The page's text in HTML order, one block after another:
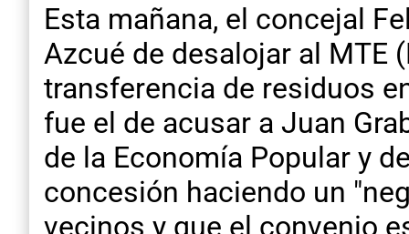
Esta mañana, el concejal
Azcué de desalojar al MTE
transferencia de residuos
fue el de acusar a Juan
de la Economía Popular y
concesión haciendo un
vecinos y que el convenio